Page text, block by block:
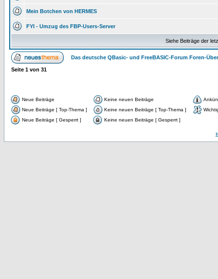
Mein Botchen von HERMES
FYI - Umzug des FBP-Users-Server
Siehe Beiträge der
Das deutsche QBasic- und FreeBASIC-Forum Foren-
Seite 1 von 31
Neue Beiträge Keine neuen Beiträge
Neue Beiträge [ Top-Thema ]
Keine neuen Beiträge [ Top-Thema ]
Neue Beiträge [ Gesperrt ]
Keine neuen Beiträge [ Gesperrt ]